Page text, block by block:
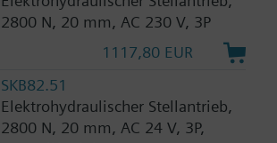
2800 N, 20 mm, AC 230 V, 3P
1117,80 EUR
SKB82.51
Elektrohydraulischer Stellantrieb,
2800 N, 20 mm, AC 24 V, 3P,